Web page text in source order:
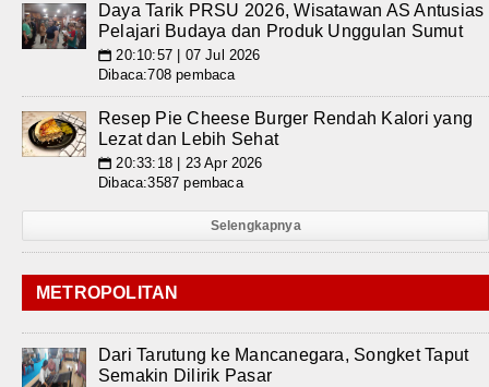
Daya Tarik PRSU 2026, Wisatawan AS Antusias
Pelajari Budaya dan Produk Unggulan Sumut
📅 20:10:57 | 07 Jul 2026
Dibaca:708 pembaca
Resep Pie Cheese Burger Rendah Kalori yang
Lezat dan Lebih Sehat
📅 20:33:18 | 23 Apr 2026
Dibaca:3587 pembaca
Selengkapnya
METROPOLITAN
Dari Tarutung ke Mancanegara, Songket Taput
Semakin Dilirik Pasar